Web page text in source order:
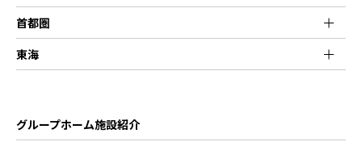
首都圏
東海
グループホーム施設紹介